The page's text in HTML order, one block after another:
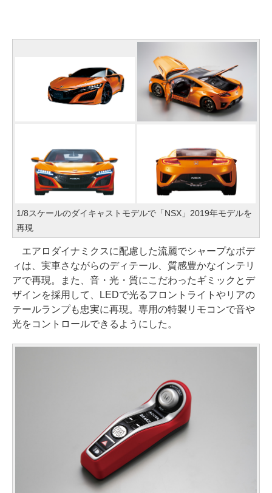
1/8スケールのダイキャストモデルで「NSX」2019年モデルを
再現
エアロダイナミクスに配慮した流麗でシャープなボデ
ィは、実車さながらのディテール、質感豊かなインテリ
アで再現。また、音・光・質にこだわったギミックとデ
ザインを採用して、LEDで光るフロントライトやリアの
テールランプも忠実に再現。専用の特製リモコンで音や
光をコントロールできるようにした。